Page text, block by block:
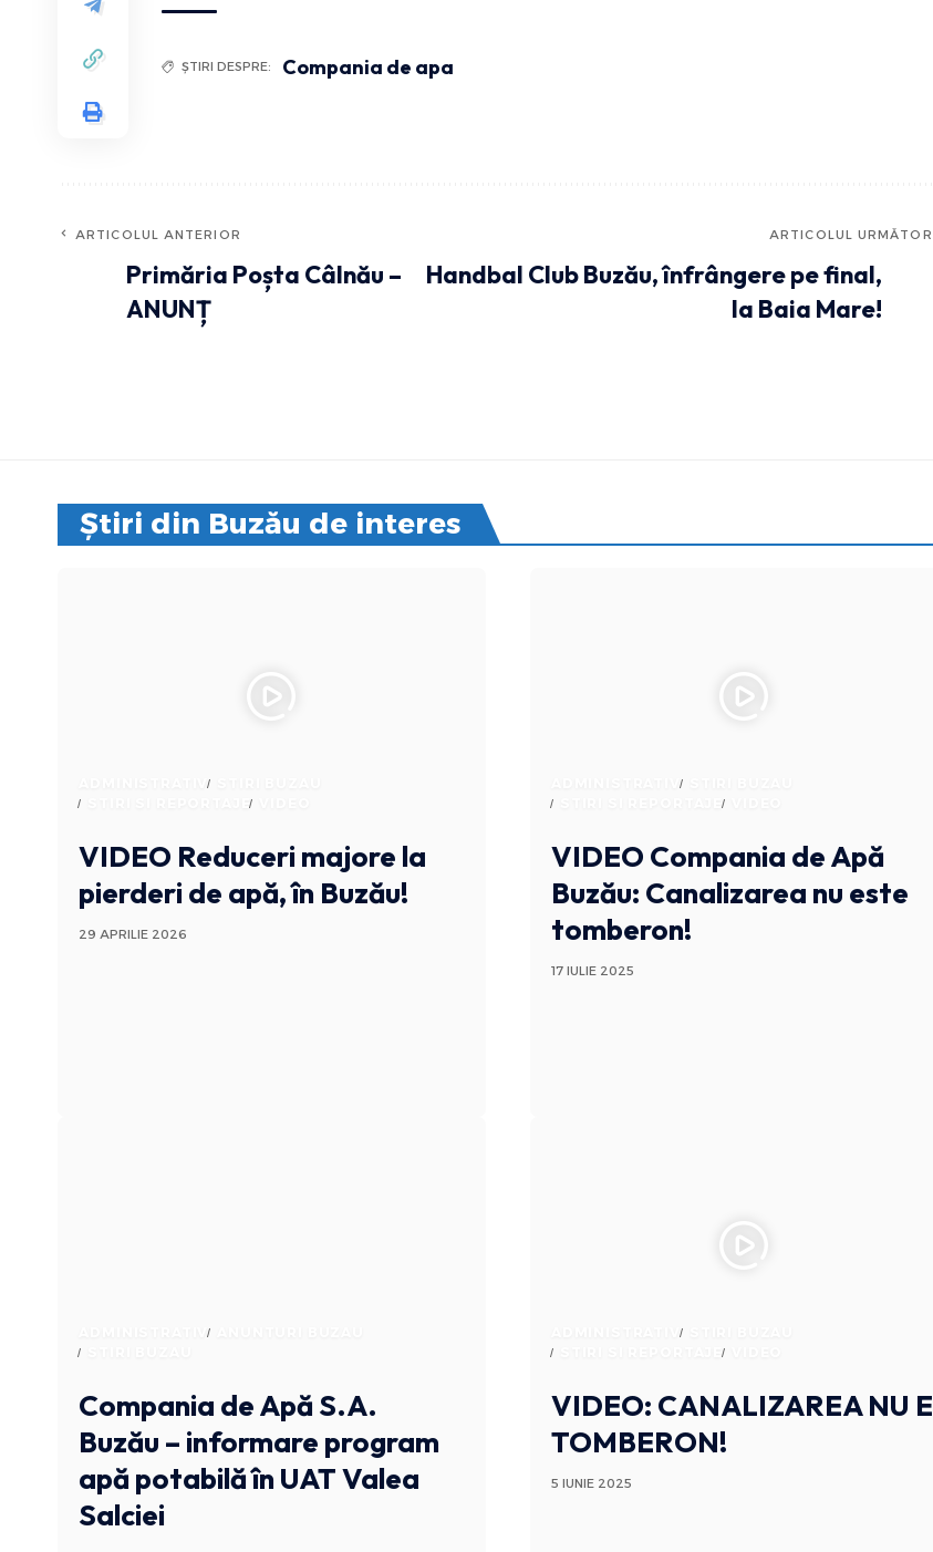
ȘTIRI DESPRE: Compania de apa
ARTICOLUL ANTERIOR
Primăria Poșta Câlnău –
ANUNȚ
ARTICOLUL URMĂTOR
Handbal Club Buzău, înfrângere pe final,
la Baia Mare!
Știri din Buzău de interes
ADMINISTRATIV
STIRI SI REPORTAJE
VIDEO Reduceri majore la
pierderi de apă, în Buzău!
29 APRILIE 2026
ADMINISTRATIV
STIRI SI REPORTAJE
VIDEO Compania de Apă
Buzău: Canalizarea nu este
tomberon!
17 IULIE 2025
ADMINISTRATIV
Compania de Apă S.A.
Buzău – informare program
apă potabilă în UAT Valea
Salciei
ADMINISTRATIV
STIRI SI REPORTAJE
VIDEO: CANALIZAREA NU E
TOMBERON!
5 IUNIE 2025